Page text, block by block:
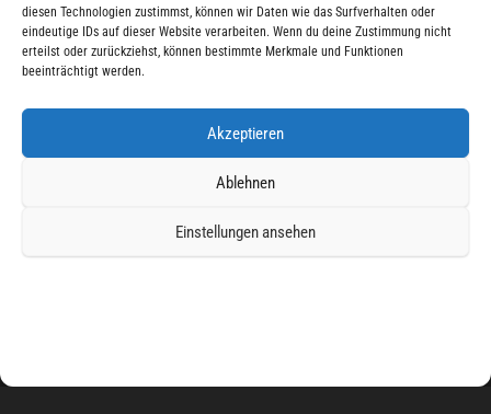
diesen Technologien zustimmst, können wir Daten wie das Surfverhalten oder
eindeutige IDs auf dieser Website verarbeiten. Wenn du deine Zustimmung nicht
erteilst oder zurückziehst, können bestimmte Merkmale und Funktionen
beeinträchtigt werden.
Akzeptieren
Ablehnen
Einstellungen ansehen
MISHIRO AUF SOCIAL